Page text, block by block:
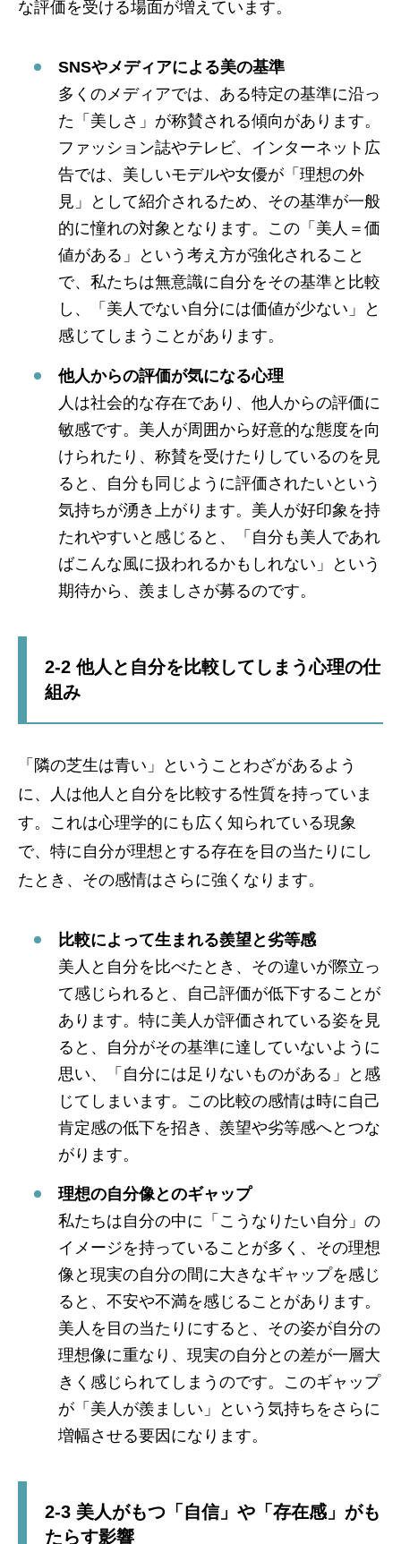
な評価を受ける場面が増えています。
SNSやメディアによる美の基準
多くのメディアでは、ある特定の基準に沿っ
た「美しさ」が称賛される傾向があります。
ファッション誌やテレビ、インターネット広
告では、美しいモデルや女優が「理想の外
見」として紹介されるため、その基準が一般
的に憧れの対象となります。この「美人＝価
値がある」という考え方が強化されること
で、私たちは無意識に自分をその基準と比較
し、「美人でない自分には価値が少ない」と
感じてしまうことがあります。
他人からの評価が気になる心理
人は社会的な存在であり、他人からの評価に
敏感です。美人が周囲から好意的な態度を向
けられたり、称賛を受けたりしているのを見
ると、自分も同じように評価されたいという
気持ちが湧き上がります。美人が好印象を持
たれやすいと感じると、「自分も美人であれ
ばこんな風に扱われるかもしれない」という
期待から、羨ましさが募るのです。
2-2 他人と自分を比較してしまう心理の仕
組み
「隣の芝生は青い」ということわざがあるよう
に、人は他人と自分を比較する性質を持っていま
す。これは心理学的にも広く知られている現象
で、特に自分が理想とする存在を目の当たりにし
たとき、その感情はさらに強くなります。
比較によって生まれる羨望と劣等感
美人と自分を比べたとき、その違いが際立っ
て感じられると、自己評価が低下することが
あります。特に美人が評価されている姿を見
ると、自分がその基準に達していないように
思い、「自分には足りないものがある」と感
じてしまいます。この比較の感情は時に自己
肯定感の低下を招き、羨望や劣等感へとつな
がります。
理想の自分像とのギャップ
私たちは自分の中に「こうなりたい自分」の
イメージを持っていることが多く、その理想
像と現実の自分の間に大きなギャップを感じ
ると、不安や不満を感じることがあります。
美人を目の当たりにすると、その姿が自分の
理想像に重なり、現実の自分との差が一層大
きく感じられてしまうのです。このギャップ
が「美人が羨ましい」という気持ちをさらに
増幅させる要因になります。
2-3 美人がもつ「自信」や「存在感」がも
たらす影響